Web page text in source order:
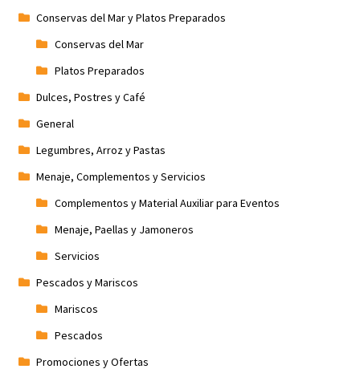
Conservas del Mar y Platos Preparados
Conservas del Mar
Platos Preparados
Dulces, Postres y Café
General
Legumbres, Arroz y Pastas
Menaje, Complementos y Servicios
Complementos y Material Auxiliar para Eventos
Menaje, Paellas y Jamoneros
Servicios
Pescados y Mariscos
Mariscos
Pescados
Promociones y Ofertas